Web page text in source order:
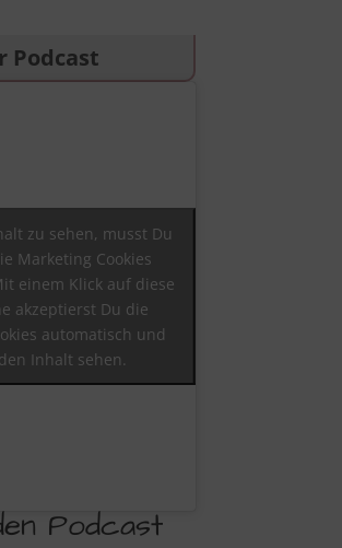
Podcast
zu sehen, musst Du
Marketing Cookies
einem Klick auf diese
akzeptierst Du die
automatisch und
Inhalt sehen.
Podcast